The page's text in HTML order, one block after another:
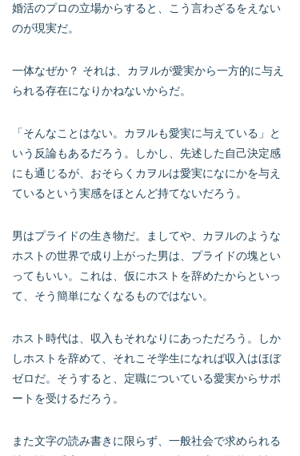
婚活のプロの立場からすると、こう言わざるをえない
のが現実だ。
一体なぜか？ それは、カヲルが愛実から一方的に与え
られる存在になりかねないからだ。
「そんなことはない。カヲルも愛実に与えている」と
いう反論もあるだろう。しかし、先述した自己決定感
にも通じるが、おそらくカヲルは愛実になにかを与え
ているという実感をほとんど持てないだろう。
男はプライドの生き物だ。ましてや、カヲルのような
ホストの世界で成り上がった男は、プライドの塊とい
ってもいい。これは、仮にホストを辞めたからといっ
て、そう簡単になくなるものではない。
ホスト時代は、収入もそれなりにあっただろう。しか
しホストを辞めて、それこそ学生になれば収入はほぼ
ゼロだ。そうすると、定職についている愛実からサポ
ートを受けるだろう。
また文字の読み書きに限らず、一般社会で求められる